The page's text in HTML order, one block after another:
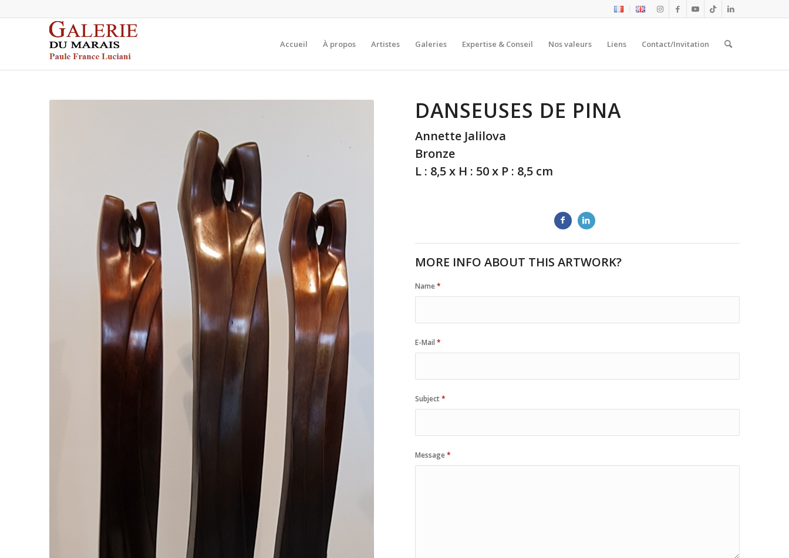
Accueil À propos Artistes Galeries Expertise & Conseil Nos valeurs Liens Contact/Invitation
DANSEUSES DE PINA
Annette Jalilova
Bronze
L : 8,5 x H : 50 x P : 8,5 cm
MORE INFO ABOUT THIS ARTWORK?
Name*
E-Mail*
Subject*
Message*